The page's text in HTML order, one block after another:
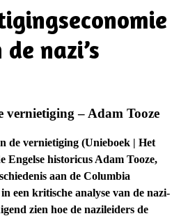
de nazi’s
vernietiging – Adam Tooze
de vernietiging (Unieboek | Het
Engelse historicus Adam Tooze,
aan de Columbia
een kritische analyse van de nazi-
zien hoe de nazileiders de